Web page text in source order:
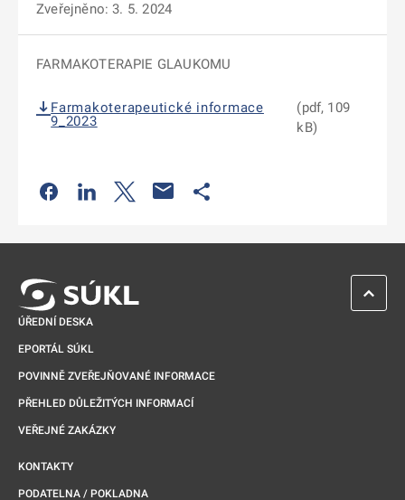
Zveřejněno: 3. 5. 2024
FARMAKOTERAPIE GLAUKOMU
Farmakoterapeutické informace
9_2023
(pdf, 109
kB)
Odkaz se otevře na nové kartě
Odkaz se otevře na nové kartě
Odkaz se otevře na nové kartě
ÚŘEDNÍ DESKA
EPORTÁL SÚKL
POVINNĚ ZVEŘEJŇOVANÉ INFORMACE
PŘEHLED DŮLEŽITÝCH INFORMACÍ
VEŘEJNÉ ZAKÁZKY
KONTAKTY
PODATELNA / POKLADNA
ZPĚT